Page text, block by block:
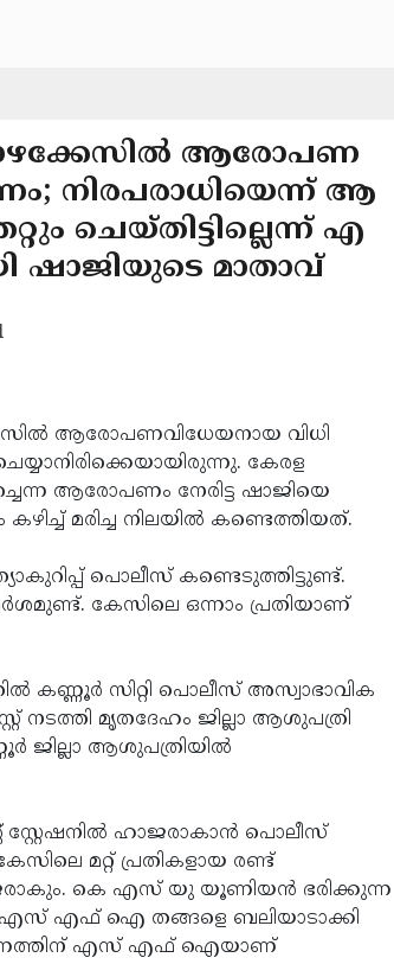
ആരോപണ
നിരപരാധിയെന്ന് ആ
ചെയ്തിട്ടില്ലെന്ന് എ
ഷാജിയുടെ മാതാവ്
ആരോപണവിധേയനായ വിധി
കേരള
ആരോപണം നേരിട്ട ഷാജിയെ
മരിച്ച നിലയില്‍ കണ്ടെത്തിയത്.
പൊലീസ് കണ്ടെടുത്തിട്ടുണ്ട്.
കേസിലെ ഒന്നാം പ്രതിയാണ്
കണ്ണൂര്‍ സിറ്റി പൊലീസ് അസ്വാഭാവിക
നടത്തി മൃതദേഹം ജില്ലാ ആശുപത്രി
ജില്ലാ ആശുപത്രിയില്‍
സ്റ്റേഷനില്‍ ഹാജരാകാന്‍ പൊലീസ്
മറ്റ് പ്രതികളായ രണ്ട്
കെ എസ് യു യൂണിയന്‍ ഭരിക്കുന്ന
എസ് എഫ് ഐ തങ്ങളെ ബലിയാടാക്കി
മരണത്തിന് എസ് എഫ് ഐയാണ്